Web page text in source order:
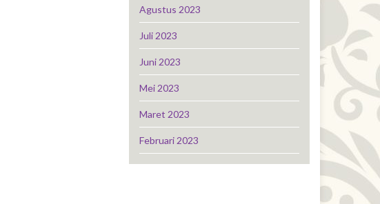
Agustus 2023
Juli 2023
Juni 2023
Mei 2023
Maret 2023
Februari 2023